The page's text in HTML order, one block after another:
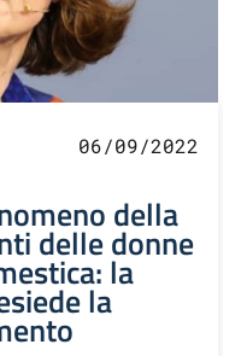
06/09/2022
della
delle donne
la
la